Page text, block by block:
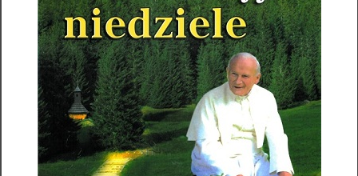
17.15. GORZKIE ŻALE.
18.00.
O życie wieczne w niebie dla Pawła,
Honoraty, Stefana i Franciszki
Kowalskich.